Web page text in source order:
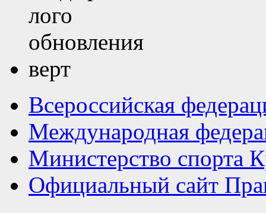
Всероссийская
Международная
Министерство спорта
Официальный сайт